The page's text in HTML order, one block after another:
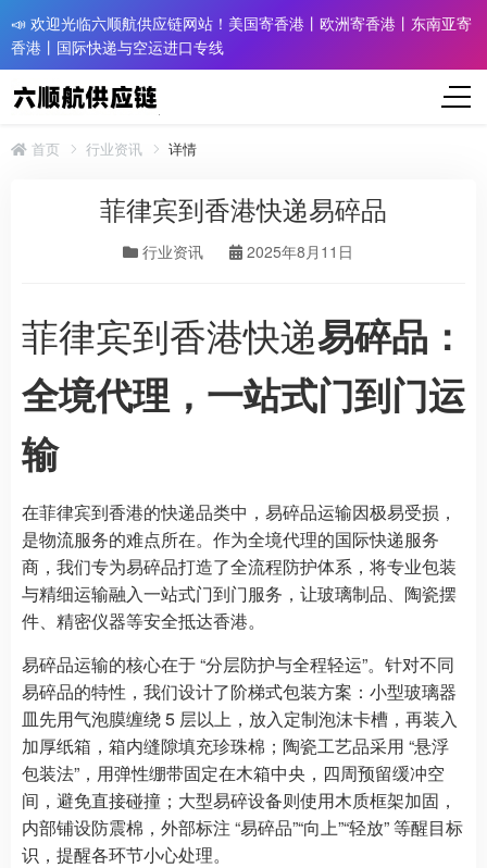
📣 欢迎光临六顺航供应链网站！美国寄香港丨欧洲寄香港丨东南亚寄
香港丨国际快递与空运进口专线
首页 行业资讯 详情
菲律宾到香港快递易碎品
行业资讯 2025年8月11日
菲律宾到香港快递易碎品：
全境代理，一站式门到门运
输
在菲律宾到香港的快递品类中，易碎品运输因极易受损，
是物流服务的难点所在。作为全境代理的国际快递服务
商，我们专为易碎品打造了全流程防护体系，将专业包装
与精细运输融入一站式门到门服务，让玻璃制品、陶瓷摆
件、精密仪器等安全抵达香港。
易碎品运输的核心在于 “分层防护与全程轻运”。针对不同
易碎品的特性，我们设计了阶梯式包装方案：小型玻璃器
皿先用气泡膜缠绕 5 层以上，放入定制泡沫卡槽，再装入
加厚纸箱，箱内缝隙填充珍珠棉；陶瓷工艺品采用 “悬浮
包装法”，用弹性绷带固定在木箱中央，四周预留缓冲空
间，避免直接碰撞；大型易碎设备则使用木质框架加固，
内部铺设防震棉，外部标注 “易碎品”“向上”“轻放” 等醒目标
识，提醒各环节小心处理。